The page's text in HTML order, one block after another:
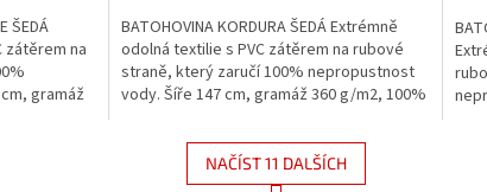
ŠEDÁ
zátěrem na
gramáž
BATOHOVINA KORDURA ŠEDÁ Extrémně
odolná textilie s PVC zátěrem na rubové
straně, který zaručí 100% nepropustnost
vody. Šíře 147 cm, gramáž 360 g/m2, 100%
NAČÍST 11 DALŠÍCH